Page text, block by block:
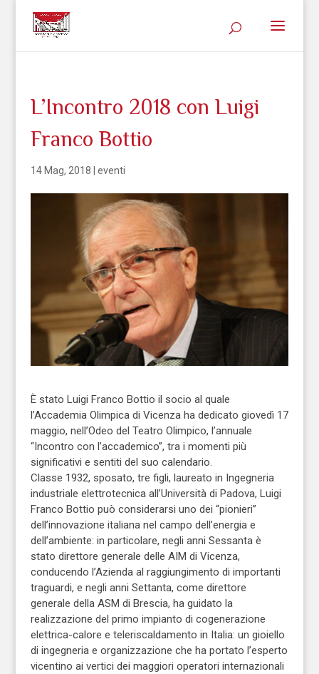
L’Incontro 2018 con Luigi
Franco Bottio
14 Mag, 2018 eventi
È stato Luigi Franco Bottio il socio al quale
l’Accademia Olimpica di Vicenza ha dedicato giovedì 17
maggio, nell’Odeo del Teatro Olimpico, l’annuale
“Incontro con l’accademico”, tra i momenti più
significativi e sentiti del suo calendario.
Classe 1932, sposato, tre figli, laureato in Ingegneria
industriale elettrotecnica all’Università di Padova, Luigi
Franco Bottio può considerarsi uno dei “pionieri”
dell’innovazione italiana nel campo dell’energia e
dell’ambiente: in particolare, negli anni Sessanta è
stato direttore generale delle AIM di Vicenza,
conducendo l’Azienda al raggiungimento di importanti
traguardi, e negli anni Settanta, come direttore
generale della ASM di Brescia, ha guidato la
realizzazione del primo impianto di cogenerazione
elettrica-calore e teleriscaldamento in Italia: un gioiello
di ingegneria e organizzazione che ha portato l’esperto
vicentino ai vertici dei maggiori operatori internazionali